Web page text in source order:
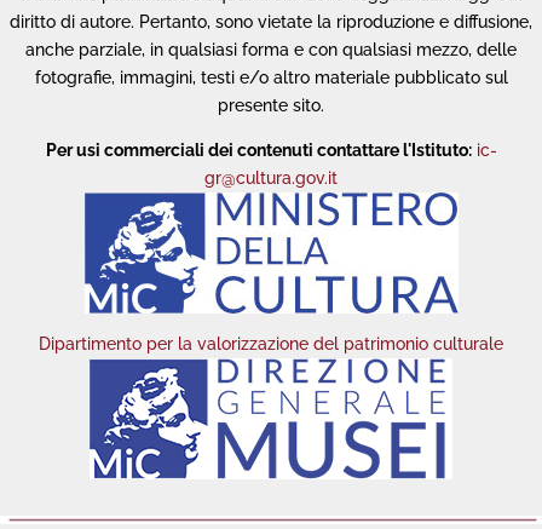
diritto di autore. Pertanto, sono vietate la riproduzione e diffusione,
anche parziale, in qualsiasi forma e con qualsiasi mezzo, delle
fotografie, immagini, testi e/o altro materiale pubblicato sul
presente sito.
Per usi commerciali dei contenuti contattare l'Istituto: ic-
gr@cultura.gov.it
Dipartimento per la valorizzazione del patrimonio culturale